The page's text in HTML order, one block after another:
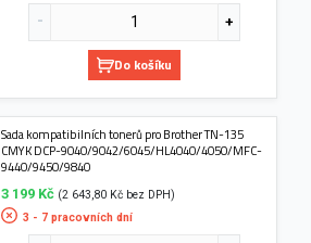
Do košíku
Sada kompatibilních tonerů pro Brother TN-135
CMYK DCP-9040/9042/6045/HL4040/4050/MFC-
9440/9450/9840
3 199 Kč (2 643,80 Kč bez DPH)
3 - 7 pracovních dní